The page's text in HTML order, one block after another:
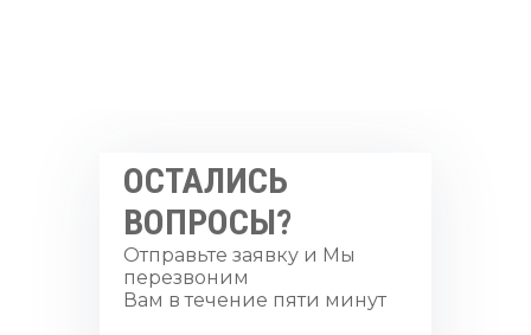
Отправьте заявку и Мы
перезвоним
Вам в течение пяти минут
ОСТАЛИСЬ
ВОПРОСЫ?